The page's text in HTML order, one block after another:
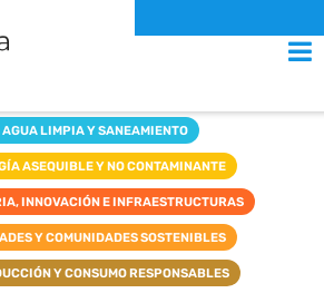
AGUA LIMPIA Y SANEAMIENTO
ASEQUIBLE Y NO CONTAMINANTE
INNOVACIÓN E INFRAESTRUCTURAS
Y COMUNIDADES SOSTENIBLES
Y CONSUMO RESPONSABLES